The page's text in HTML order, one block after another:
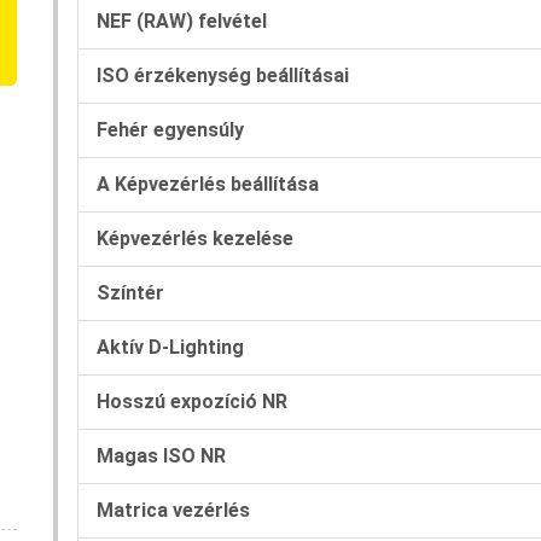
NEF (RAW) felvétel
ISO érzékenység beállításai
Fehér egyensúly
A Képvezérlés beállítása
Képvezérlés kezelése
Színtér
Aktív D-Lighting
Hosszú expozíció NR
Magas ISO NR
Matrica vezérlés